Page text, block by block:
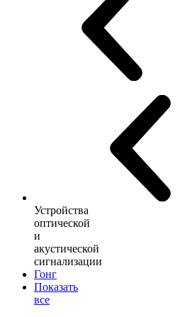
Устройства
оптической
и
акустической
сигнализации
Гонг
Показать
все